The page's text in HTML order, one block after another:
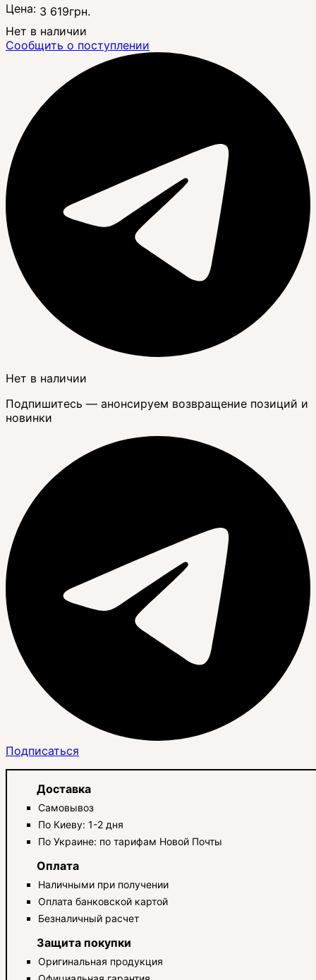
Цена: 3 619грн.
Нет в наличии
Сообщить о поступлении
Нет в наличии
Подпишитесь — анонсируем возвращение позиций и
новинки
Подписаться
Доставка
Самовывоз
По Киеву: 1-2 дня
По Украине: по тарифам Новой Почты
Оплата
Наличными при получении
Оплата банковской картой
Безналичный расчет
Защита покупки
Оригинальная продукция